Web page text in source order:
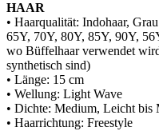
HAAR
• Haarqualität: Indohaar,
65Y, 70Y, 80Y, 85Y, 90Y,
wo Büffelhaar verwendet
synthetisch sind)
• Länge: 15 cm
• Wellung: Light Wave
• Dichte: Medium, Leicht bis
• Haarrichtung: Freestyle